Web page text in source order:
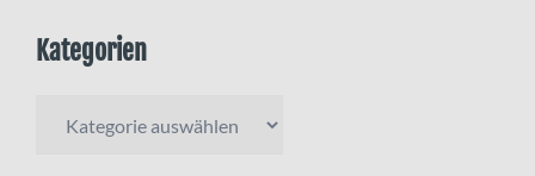
Kategorien